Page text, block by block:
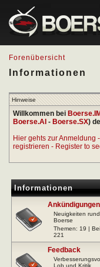
Forenübersicht
Informationen
Hinweise
Willkommen bei
Boerse.AI - Boerse.SX)
Hier gehts zur Anmeldung
registrieren - Register to
Informationen
Ankündigungen
Neuigkeiten
Boerse
Themen: 19 |
221
Feedback
Lob und Kritik